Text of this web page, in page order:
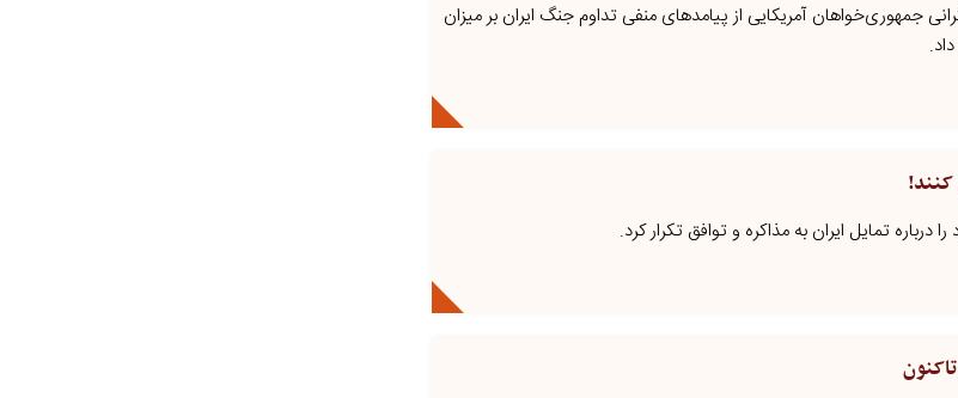
جمهوری‌خواهان آمریکایی از پیامدهای منفی تداوم جنگ ایران بر میزان
کنند!
درباره تمایل ایران به مذاکره و توافق تکرار کرد.